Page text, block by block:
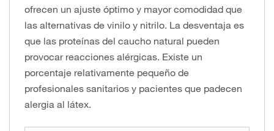
ofrecen un ajuste óptimo y mayor comodidad que
las alternativas de vinilo y nitrilo. La desventaja es
que las proteínas del caucho natural pueden
provocar reacciones alérgicas. Existe un
porcentaje relativamente pequeño de
profesionales sanitarios y pacientes que padecen
alergia al látex.